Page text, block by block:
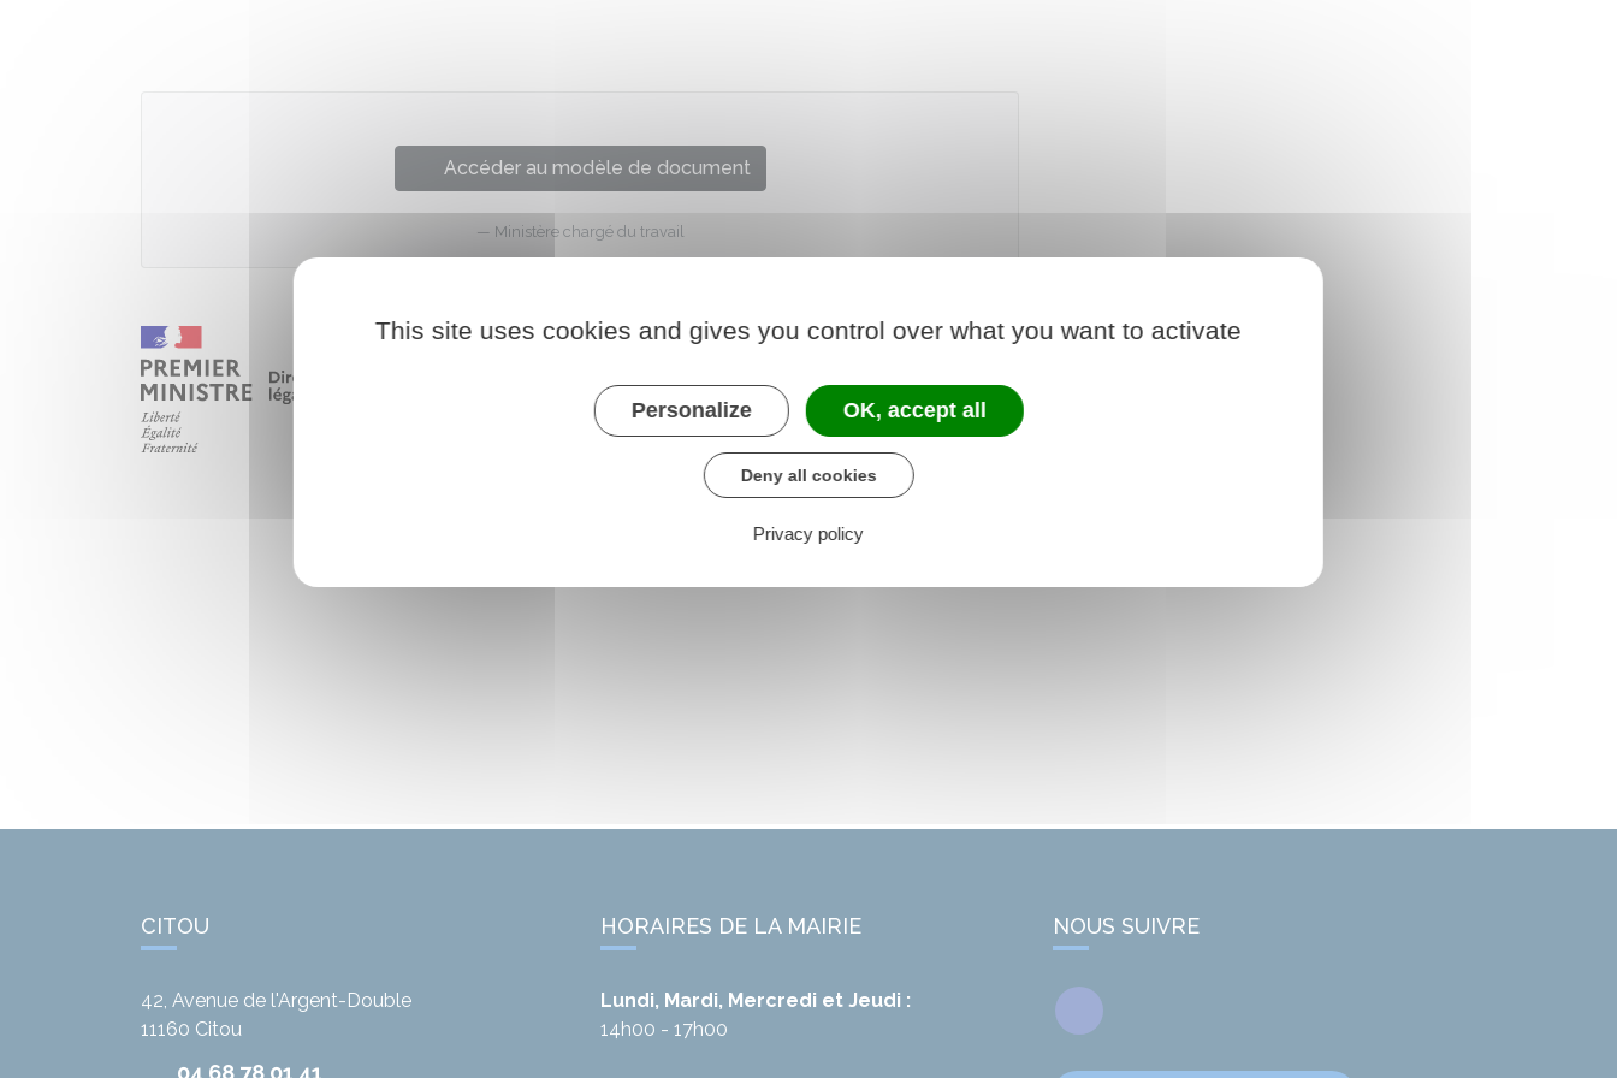
Accéder au modèle de document
Ministère chargé du travail
CITOU
42, Avenue de l'Argent-Double
11160 Citou
HORAIRES DE LA MAIRIE
Lundi, Mardi, Mercredi et Jeudi :
14h00 - 17h00
NOUS SUIVRE
Facebook
This site uses cookies and gives you control over what you want to activate
Personalize OK, accept all
Deny all cookies
Privacy policy